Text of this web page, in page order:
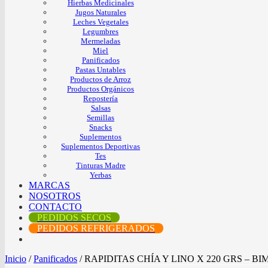
Hierbas Medicinales
Jugos Naturales
Leches Vegetales
Legumbres
Mermeladas
Miel
Panificados
Pastas Untables
Productos de Arroz
Productos Orgánicos
Repostería
Salsas
Semillas
Snacks
Suplementos
Suplementos Deportivas
Tes
Tinturas Madre
Yerbas
MARCAS
NOSOTROS
CONTACTO
PEDIDOS SECOS
PEDIDOS REFRIGERADOS
Inicio / Panificados /RAPIDITAS CHÍA Y LINO X 220 GRS –